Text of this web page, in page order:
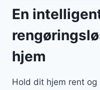
En
hjem
Hold dit hjem rent